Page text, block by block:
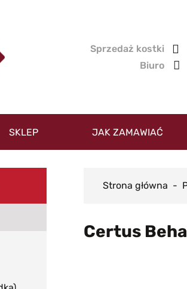
SKLEP JAK ZAMAWIAĆ
Strona główna
Certus